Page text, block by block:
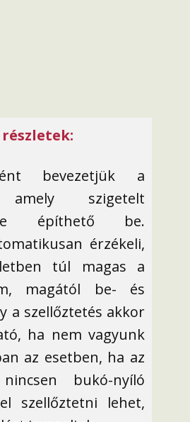
bevezetjük a
amely szigetelt
építhető be.
érzékeli,
túl magas a
magától be- és
a szellőztetés akkor
ha nem vagyunk
az esetben, ha az
bukó-nyíló
szellőztetni lehet,